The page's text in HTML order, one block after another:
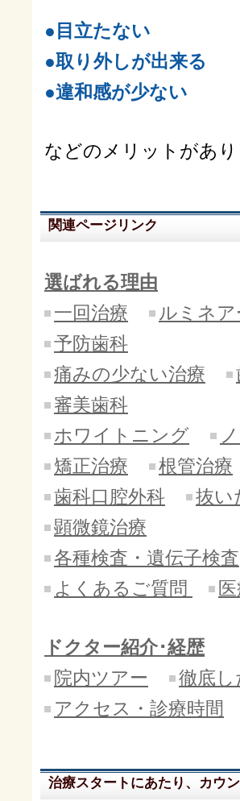
●目立たない
●取り外しが出来る
●違和感が少ない
などのメリットがあり
関連ページリンク
選ばれる理由
一回治療
ルミネア
予防歯科
痛みの少ない治療
審美歯科
ホワイトニング
矯正治療
根管治療
歯科口腔外科
抜い
顕微鏡治療
各種検査・遺伝子検査
よくあるご質問
ドクター紹介･経歴
院内ツアー
徹底し
アクセス・診療時間
治療スタートにあたり、カウ